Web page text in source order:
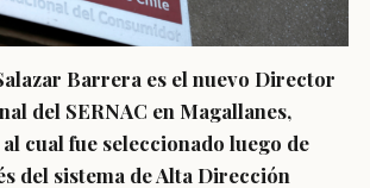
Barrera es el nuevo Director
del SERNAC en Magallanes,
cual fue seleccionado luego de
del sistema de Alta Dirección